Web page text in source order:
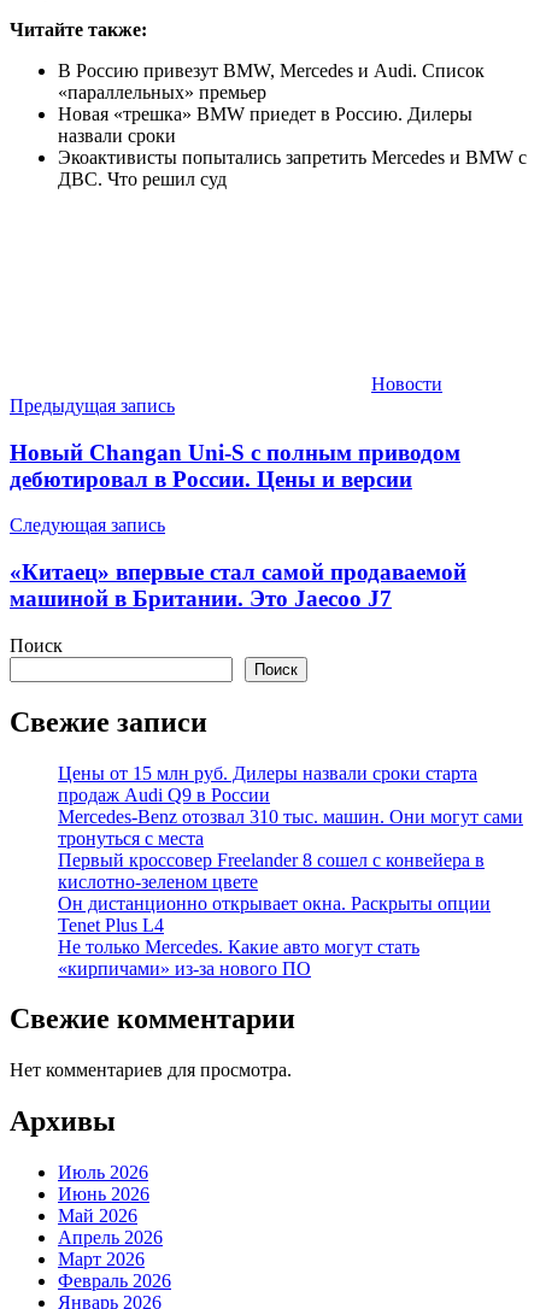
Читайте также:
В Россию привезут BMW, Mercedes и Audi. Список
«параллельных» премьер
Новая «трешка» BMW приедет в Россию. Дилеры
назвали сроки
Экоактивисты попытались запретить Mercedes и BMW с
ДВС. Что решил суд
Новости
Навигация
по
записям
Предыдущая запись
Новый Changan Uni-S с полным приводом
дебютировал в России. Цены и версии
Следующая запись
«Китаец» впервые стал самой продаваемой
машиной в Британии. Это Jaecoo J7
Поиск
Поиск
Свежие записи
Цены от 15 млн руб. Дилеры назвали сроки старта
продаж Audi Q9 в России
Mercedes-Benz отозвал 310 тыс. машин. Они могут сами
тронуться с места
Первый кроссовер Freelander 8 сошел с конвейера в
кислотно-зеленом цвете
Он дистанционно открывает окна. Раскрыты опции
Tenet Plus L4
Не только Mercedes. Какие авто могут стать
«кирпичами» из-за нового ПО
Свежие комментарии
Нет комментариев для просмотра.
Архивы
Июль 2026
Июнь 2026
Май 2026
Апрель 2026
Март 2026
Февраль 2026
Январь 2026